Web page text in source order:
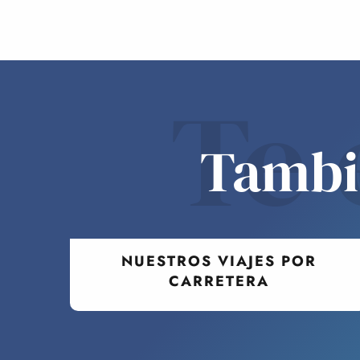
NUESTROS VIAJES POR
CARRETERA